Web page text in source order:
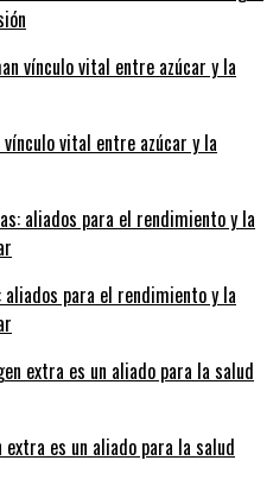
vital entre azúcar y la
para el rendimiento y la
es un aliado para la salud